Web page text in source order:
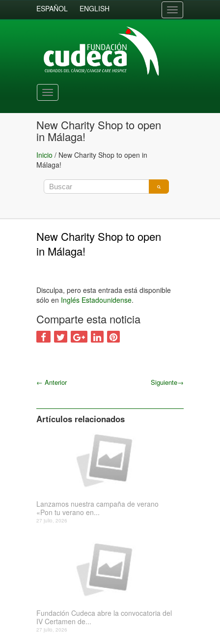
ESPAÑOL ENGLISH
Toggle
navigation
Toggle
navigation
New Charity Shop to open
in Málaga!
Inicio / New Charity Shop to open in
Málaga!
New Charity Shop to open
in Málaga!
Disculpa, pero esta entrada está disponible
sólo en Inglés Estadounidense.
Comparte esta noticia
← Anterior Siguiente→
Artículos relacionados
Lanzamos nuestra campaña de verano
«Pon tu verano en...
27 julio, 2026
Fundación Cudeca abre la convocatoria del
IV Certamen de...
27 julio, 2026